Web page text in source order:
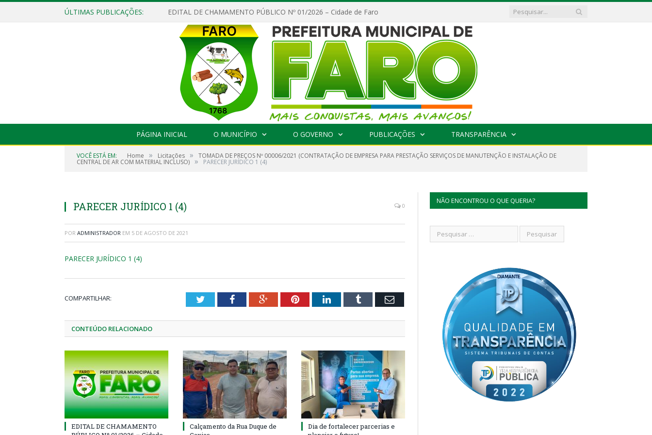
ÚLTIMAS PUBLICAÇÕES: EDITAL DE CHAMAMENTO PÚBLICO Nº 01/2026 – Cidade de Faro
PÁGINA INICIAL O MUNICÍPIO O GOVERNO PUBLICAÇÕES TRANSPARÊNCIA
VOCÊ ESTÁ EM: Home » Licitações » TOMADA DE PREÇOS Nº 00006/2021 (CONTRATAÇÃO DE EMPRESA PARA PRESTAÇÃO SERVIÇOS DE MANUTENÇÃO E INSTALAÇÃO DE
CENTRAL DE AR COM MATERIAL INCLUSO) » PARECER JURÍDICO 1 (4)
PARECER JURÍDICO 1 (4) 0
POR ADMINISTRADOR EM 5 DE AGOSTO DE 2021
PARECER JURÍDICO 1 (4)
COMPARTILHAR: TwitterFacebookGoogle+PinterestLinkedInTumblr Email
CONTEÚDO RELACIONADO
EDITAL DE CHAMAMENTO
Calçamento da Rua Duque de
Dia de fortalecer parcerias e
NÃO ENCONTROU O QUE QUERIA?